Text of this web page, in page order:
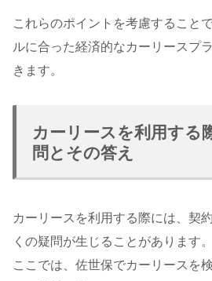
これらのポイントを考慮すること
ルに合った経済的なカーリースプ
きます。
カーリースを利用する
問とその答え
カーリースを利用する際には、契
くの疑問が生じることがあります。
ここでは、佐世保でカーリースを